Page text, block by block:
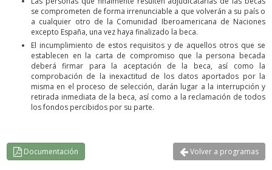
se comprometen de forma irrenunciable a que volverán a su país o
a cualquier otro de la Comunidad Iberoamericana de Naciones
excepto España, una vez haya finalizado la beca.
El incumplimiento de estos requisitos y de aquellos otros que se
establecen en la carta de compromiso que la persona becada
deberá firmar para la aceptación de la beca, así como la
comprobación de la inexactitud de los datos aportados por la
misma en el proceso de selección, darán lugar a la interrupción y
retirada inmediata de la beca, así como a la reclamación de todos
los fondos percibidos por su parte.
Documentación Volver a programas